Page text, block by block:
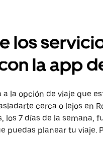
los
la app
a la opción de viaje que
cerca o lejos en
los 7 días de la
puedas planear tu viaje.